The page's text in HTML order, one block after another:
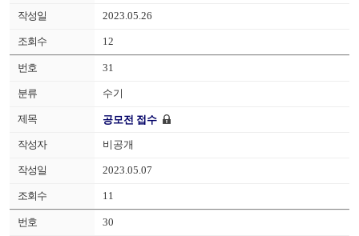
2023.05.26
12
31
수기
공모전 접수
비공개
2023.05.07
11
30